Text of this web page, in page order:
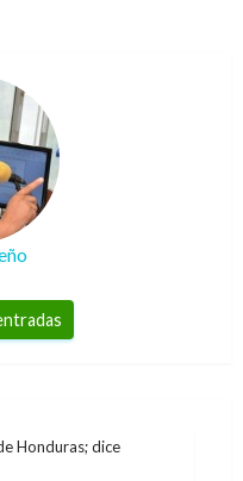
Honduras; dice